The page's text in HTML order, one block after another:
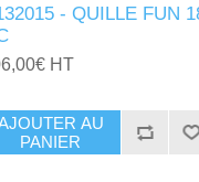
- QUILLE FUN
HT
AU
PANIER